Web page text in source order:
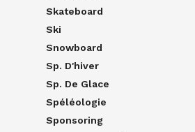
Skateboard
Ski
Snowboard
Sp. D'hiver
Sp. De Glace
Spéléologie
Sponsoring